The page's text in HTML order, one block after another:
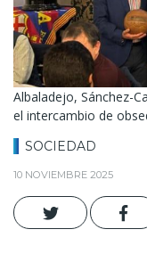
Albaladejo, Sánchez-
el intercambio de
SOCIEDAD
10 NOVIEMBRE 2025